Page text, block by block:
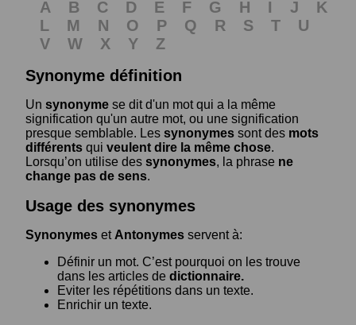
A B C D E F G H I J
K
L
M N O P Q R S T
U
V
W X Y
Z
Synonyme définition
Un synonyme se dit d'un mot qui a la même
signification qu'un autre mot, ou une signification
presque semblable. Les synonymes sont des mots
différents qui veulent dire la même chose.
Lorsqu’on utilise des synonymes, la phrase ne
change pas de sens.
Usage des synonymes
Synonymes etAntonymes servent à:
Définir un mot. C’est pourquoi on les trouve
dans les articles de dictionnaire.
Eviter les répétitions dans un texte.
Enrichir un texte.